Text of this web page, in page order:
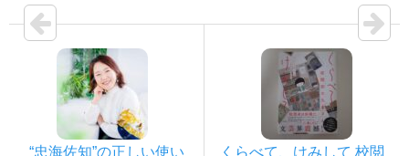
“忠海佐知”の正しい使い
くらべて、けみして 校閲